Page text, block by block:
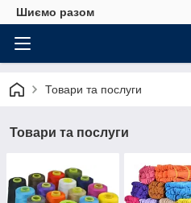
Шиємо разом
Товари та послуги
Товари та послуги